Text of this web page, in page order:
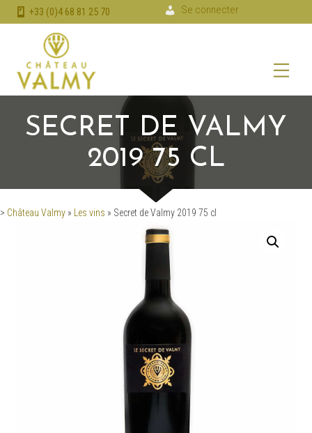
+33 (0)4 68 81 25 70 Se connecter
SECRET DE VALMY
2019 75 CL
> Château Valmy » Les vins » Secret de Valmy 2019 75 cl